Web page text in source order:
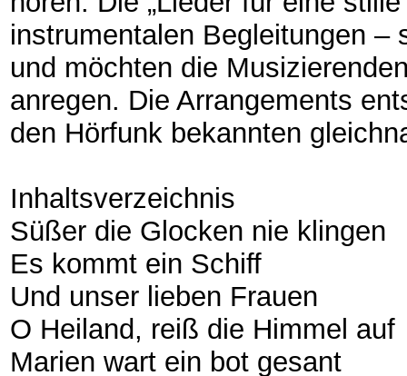
instrumentalen Begleitungen –
und möchten die
anregen. Die Arrangements
den Hörfunk bekannten
Inhaltsverzeichnis
Süßer die Glocken nie klingen
Es kommt ein Schiff
Und unser lieben Frauen
O Heiland, reiß die Himmel auf
Marien wart ein bot gesant